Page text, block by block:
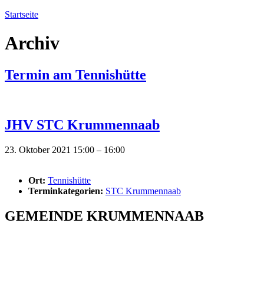
Startseite
Archiv
Termin am Tennishütte
JHV STC Krummennaab
23. Oktober 2021 15:00 – 16:00
Ort: Tennishütte
Terminkategorien: STC Krummennaab
GEMEINDE KRUMMENNAAB